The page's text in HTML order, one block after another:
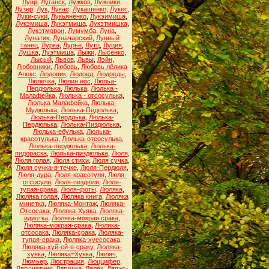
Лувр Луганск Лужков Лужники
Лузер, Лук, Лукас Лукашенко, Лукес
Луки-суки Лукьяненко Лукэимиша
Лукэмиша, Лукэтмиша, Лукэтмишка,
Лукэтморон Лумумба Луна
Лунатик Луначарский Лунный
танец Лурка Лурье Лутц Луция
Лушка, Луэтмиша, Лыжи, Лысенко,
Лысый, Львов, Львы, Лэйн,
Любовники Любовь Любовь лёлика
Алекс
Людовик, Людоед, Людоеды,
Люлечка, Люлин нос
Люльа-
Пердюлька Люлька Люлька -
Малафейка Люлька - отсосулька
Люлька Малафейка Люлька-
Мудюлька Люлька-Педюлька
Люлька-Пердлька, Люлька-
Пердюлька Люлька-Пиздюлька
Люлька-ебулька, Люлька-
красотулька Люлька-отсосулька
Люлька-пердюлька, Люлька-
пидораска, Люлька-пиздюлька, Люля,
Люля голая, Люля стихи, Люля сучка,
Люля сучка-в-течке, Люля-Пердюля,
Люля-дура, Люля-красотуля, Люля-
отсосуля Люля-пиздюля Люля-
тупая-срака Люля-фоты Люляка
Люляка голая, Люляка книга, Люляка
минетка, Люляка-Монтаж, Люляка-
Отсосака, Люляка-Хуяка, Люляка-
идиотка Люляка-мокрая срака
Люляка-мокрая-срака Люляка-
отсосака, Люляка-срака, Люляка-
тупая-срака Люляка-хуесосака
Люляка-хуй-ей-в-сраку, Люляка-
хуяка, Люляка=Хуяка, Люляч
Люмьер Люстрация Люццифер